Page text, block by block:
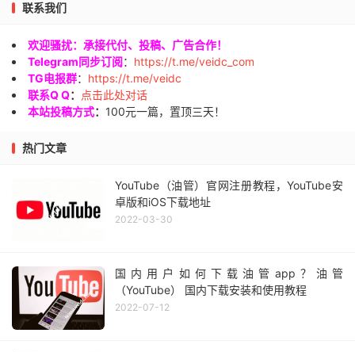
联系我们
欢迎骚扰：承接代付、投稿、广告合作！
Telegram同步订阅： https://t.me/veidc_com
TG电报群： https://t.me/veidc
联系Q Q： 点击此处对话
本站投稿方式： 100元一篇，置顶三天！
热门文章
YouTube（油管）官网注册教程，YouTube安
卓版和iOS下载地址
2022-03-30
国内用户如何下载油管app？油管
（YouTube） 国内下载安装和使用教程
2022-07-12